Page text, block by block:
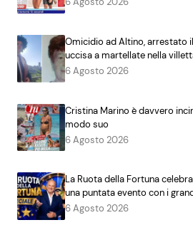
Omicidio ad Altino, arrestato
uccisa a martellate nella
6 Agosto 2026
Cristina Marino è davvero
modo suo
6 Agosto 2026
La Ruota della Fortuna
una puntata evento con i
6 Agosto 2026